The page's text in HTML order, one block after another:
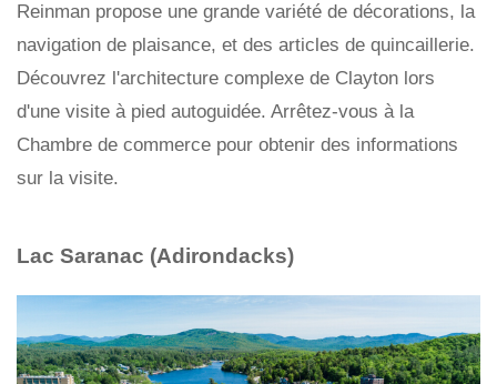
Reinman propose une grande variété de décorations, la
navigation de plaisance, et des articles de quincaillerie.
Découvrez l'architecture complexe de Clayton lors
d'une visite à pied autoguidée. Arrêtez-vous à la
Chambre de commerce pour obtenir des informations
sur la visite.
Lac Saranac (Adirondacks)